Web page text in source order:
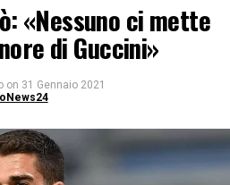
«Nessuno ci mette
di Guccini»
on 31 Gennaio 2021